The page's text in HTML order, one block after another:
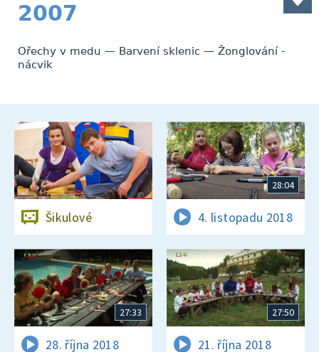
2007
Ořechy v medu — Barvení sklenic — Žonglování -
nácvik
Šikulové
28:04
4. listopadu 2018
27:33
28. října 2018
27:50
21. října 2018